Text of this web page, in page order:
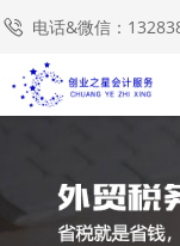
电话&微信：